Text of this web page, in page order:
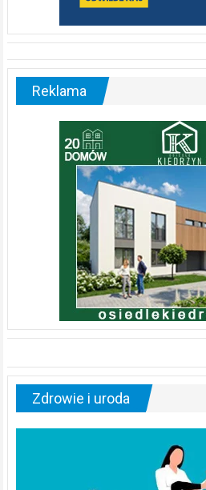
Reklama
Zdrowie i uroda